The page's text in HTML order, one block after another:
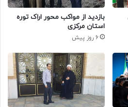
بازدید از مواکب محور اراک توره
استان مرکزی
6 روز پیش